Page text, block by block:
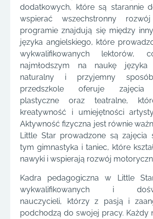
dodatkowych, które są starannie
wspierać wszechstronny
programie znajdują się między
języka angielskiego, które
wykwalifikowanych lektorów,
najmłodszym na naukę
naturalny i przyjemny
przedszkole oferuje zajęcia
plastyczne oraz teatralne,
kreatywność i umiejętności
Aktywność fizyczna jest równie
Little Star prowadzone są zajęcia
tym gimnastyka i taniec, które
nawyki i wspierają rozwój
Kadra pedagogiczna w Little
wykwalifikowanych i
nauczycieli, którzy z pasją i
podchodzą do swojej pracy. Każdy